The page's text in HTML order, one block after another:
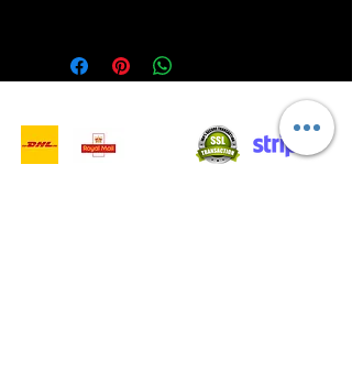
Acquisti sicuri: